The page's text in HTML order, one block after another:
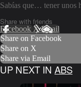
Sabías que… tener unos
Share with friends
Facebook XEmail
Share on Facebook
Share on X
Share via Email
UP NEXT IN ABS